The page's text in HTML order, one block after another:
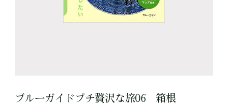
ブルーガイドプチ贅沢な旅06 箱根